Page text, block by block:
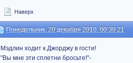
Наверх
Понедельник, 20 декабря 2010, 00:30:21
Мэдлин ходит к Джорджу в гости!
"Вы мне эти сплетни бросьте!"-